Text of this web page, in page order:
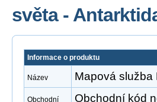
světa -
Informace o produktu
Název Mapová služba
Obchodní
Obchodní kód